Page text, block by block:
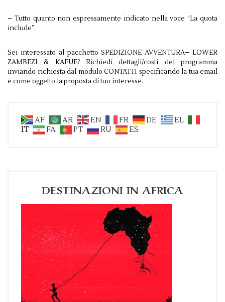
– Tutto quanto non espressamente indicato nella voce “La quota
include”.
Sei interessato al pacchetto SPEDIZIONE AVVENTURA– LOWER
ZAMBEZI & KAFUE? Richiedi dettagli/costi del programma
inviando richiesta dal modulo CONTATTI specificando la tua email
e come oggetto la proposta di tuo interesse.
AF AR EN FR DE
EL
IT
FA PT RU ES
DESTINAZIONI IN AFRICA